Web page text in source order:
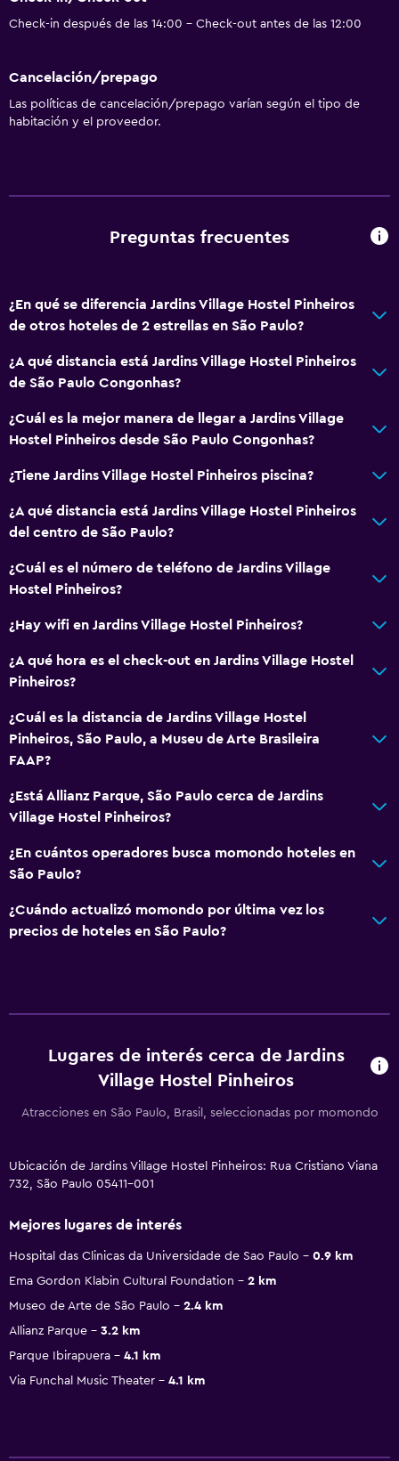
Check-in después de las 14:00 - Check-out antes de las 12:00
Cancelación/prepago
Las políticas de cancelación/prepago varían según el tipo de
habitación y el proveedor.
Preguntas frecuentes
¿En qué se diferencia Jardins Village Hostel Pinheiros
de otros hoteles de 2 estrellas en São Paulo?
¿A qué distancia está Jardins Village Hostel Pinheiros
de São Paulo Congonhas?
¿Cuál es la mejor manera de llegar a Jardins Village
Hostel Pinheiros desde São Paulo Congonhas?
¿Tiene Jardins Village Hostel Pinheiros piscina?
¿A qué distancia está Jardins Village Hostel Pinheiros
del centro de São Paulo?
¿Cuál es el número de teléfono de Jardins Village
Hostel Pinheiros?
¿Hay wifi en Jardins Village Hostel Pinheiros?
¿A qué hora es el check-out en Jardins Village Hostel
Pinheiros?
¿Cuál es la distancia de Jardins Village Hostel
Pinheiros, São Paulo, a Museu de Arte Brasileira
FAAP?
¿Está Allianz Parque, São Paulo cerca de Jardins
Village Hostel Pinheiros?
¿En cuántos operadores busca momondo hoteles en
São Paulo?
¿Cuándo actualizó momondo por última vez los
precios de hoteles en São Paulo?
Lugares de interés cerca de Jardins
Village Hostel Pinheiros
Atracciones en São Paulo, Brasil, seleccionadas por momondo
Ubicación de Jardins Village Hostel Pinheiros: Rua Cristiano Viana
732, São Paulo 05411-001
Mejores lugares de interés
Hospital das Clinicas da Universidade de Sao Paulo
0.9 km
Ema Gordon Klabin Cultural Foundation
2 km
Museo de Arte de São Paulo
2.4 km
Allianz Parque
3.2 km
Parque Ibirapuera
4.1 km
Via Funchal Music Theater
4.1 km